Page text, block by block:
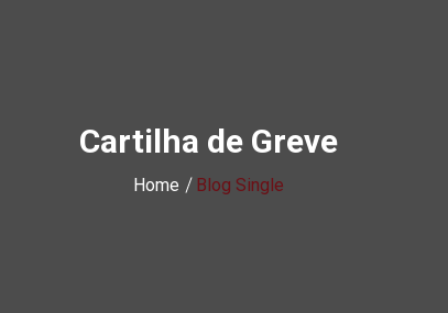
Cartilha de Greve
Home Blog Single